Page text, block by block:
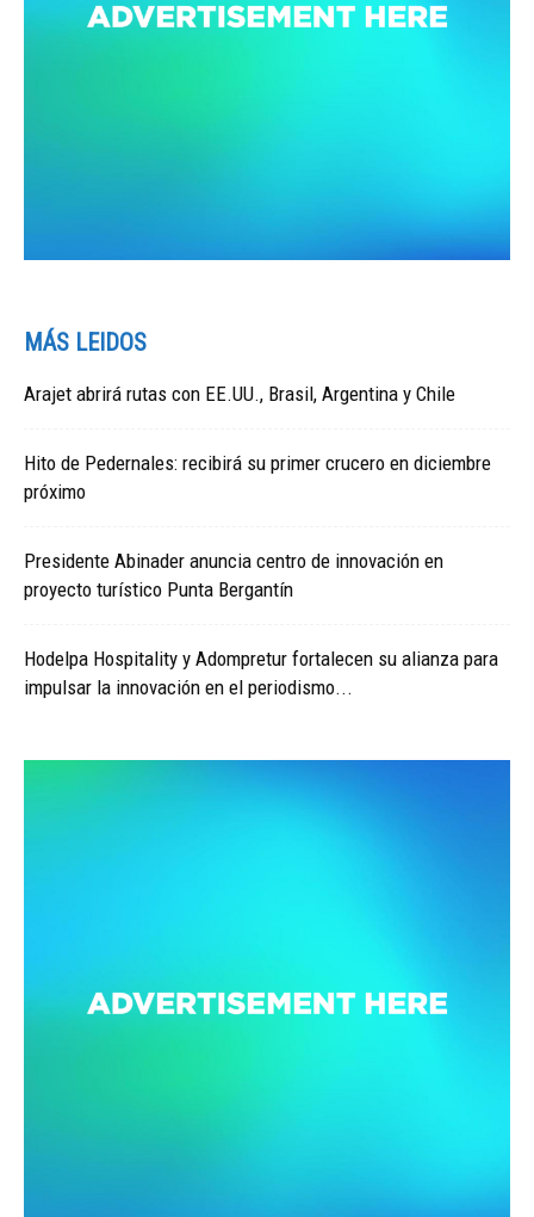
MÁS LEIDOS
Arajet abrirá rutas con EE.UU., Brasil, Argentina y Chile
Hito de Pedernales: recibirá su primer crucero en diciembre
próximo
Presidente Abinader anuncia centro de innovación en
proyecto turístico Punta Bergantín
Hodelpa Hospitality y Adompretur fortalecen su alianza para
impulsar la innovación en el periodismo...